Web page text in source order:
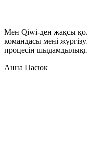
Мен Qiwi-ден жақсы
командасы мені
процесін
Анна Пасюк